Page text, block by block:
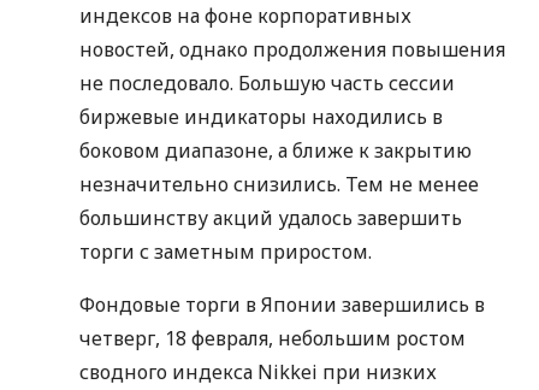
индексов на фоне корпоративных
новостей, однако продолжения повышения
не последовало. Большую часть сессии
биржевые индикаторы находились в
боковом диапазоне, а ближе к закрытию
незначительно снизились. Тем не менее
большинству акций удалось завершить
торги с заметным приростом.
Фондовые торги в Японии завершились в
четверг, 18 февраля, небольшим ростом
сводного индекса Nikkei при низких